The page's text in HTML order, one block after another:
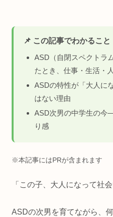
📌 この記事でわかること
ASD（自閉スペクトラ
たとき、仕事・生活・
ASDの特性が「大人に
はない理由
ASD次男の中学生の
り感
※本記事にはPRが含まれます
「この子、大人になって社
ASDの次男を育てながら、